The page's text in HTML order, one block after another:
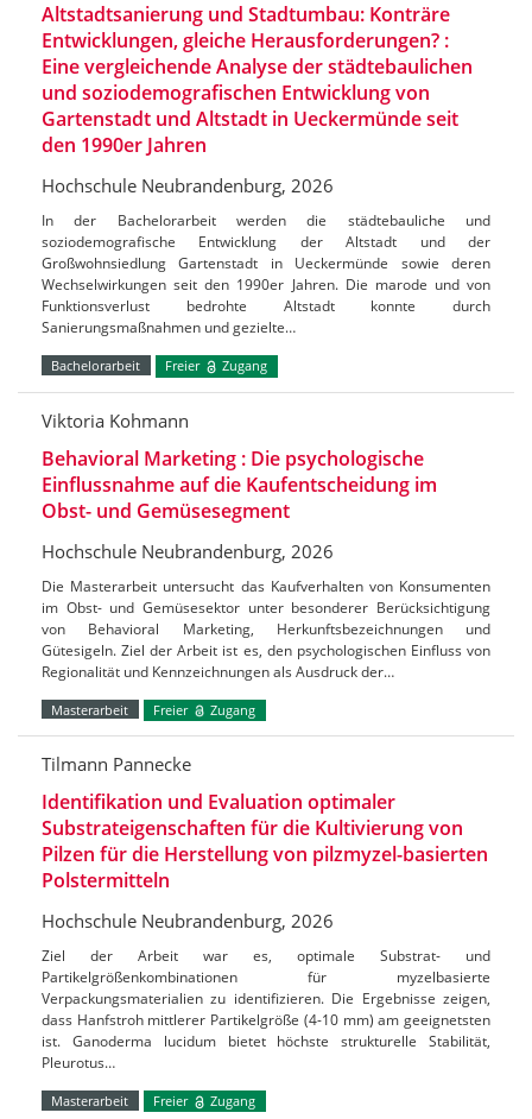
Altstadtsanierung und Stadtumbau: Konträre
Entwicklungen, gleiche Herausforderungen? :
Eine vergleichende Analyse der städtebaulichen
und soziodemografischen Entwicklung von
Gartenstadt und Altstadt in Ueckermünde seit
den 1990er Jahren
Hochschule Neubrandenburg, 2026
In der Bachelorarbeit werden die städtebauliche und
soziodemografische Entwicklung der Altstadt und der
Großwohnsiedlung Gartenstadt in Ueckermünde sowie deren
Wechselwirkungen seit den 1990er Jahren. Die marode und von
Funktionsverlust bedrohte Altstadt konnte durch
Sanierungsmaßnahmen und gezielte…
Bachelorarbeit Freier Zugang
Viktoria Kohmann
Behavioral Marketing : Die psychologische
Einflussnahme auf die Kaufentscheidung im
Obst- und Gemüsesegment
Hochschule Neubrandenburg, 2026
Die Masterarbeit untersucht das Kaufverhalten von Konsumenten
im Obst- und Gemüsesektor unter besonderer Berücksichtigung
von Behavioral Marketing, Herkunftsbezeichnungen und
Gütesigeln. Ziel der Arbeit ist es, den psychologischen Einfluss von
Regionalität und Kennzeichnungen als Ausdruck der…
Masterarbeit Freier Zugang
Tilmann Pannecke
Identifikation und Evaluation optimaler
Substrateigenschaften für die Kultivierung von
Pilzen für die Herstellung von pilzmyzel-basierten
Polstermitteln
Hochschule Neubrandenburg, 2026
Ziel der Arbeit war es, optimale Substrat- und
Partikelgrößenkombinationen für myzelbasierte
Verpackungsmaterialien zu identifizieren. Die Ergebnisse zeigen,
dass Hanfstroh mittlerer Partikelgröße (4-10 mm) am geeignetsten
ist. Ganoderma lucidum bietet höchste strukturelle Stabilität,
Pleurotus…
Masterarbeit Freier Zugang